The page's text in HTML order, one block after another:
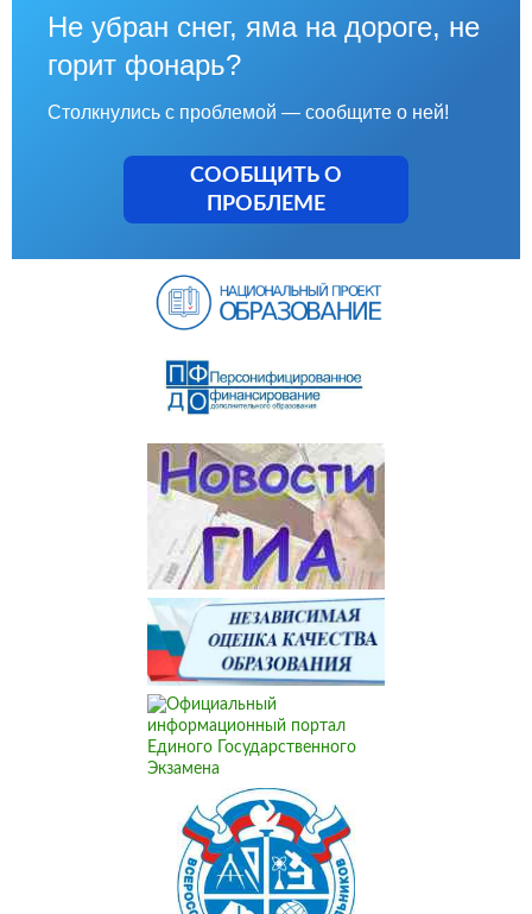
Не убран снег, яма на дороге, не
горит фонарь?
Столкнулись с проблемой — сообщите о ней!
СООБЩИТЬ О
ПРОБЛЕМЕ